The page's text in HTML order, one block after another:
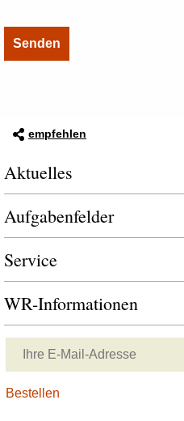
empfehlen
Aktuelles
Aufgabenfelder
Service
WR-Informationen